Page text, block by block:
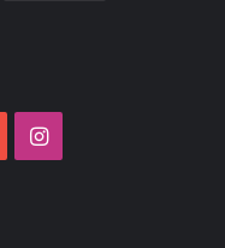
YouTubeInstagram